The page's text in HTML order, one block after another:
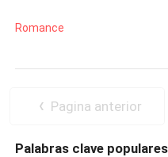
especialmente por ella.
nombre simplemente le
Romance
Pagina anterior
Palabras clave populares